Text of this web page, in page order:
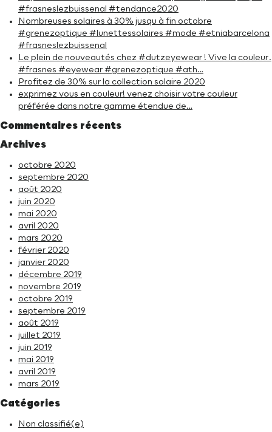
#frasneslezbuissenal #tendance2020
Nombreuses solaires à 30% jusqu à fin octobre
#grenezoptique #lunettessolaires #mode #etniabarcelona
#frasneslezbuissenal
Le plein de nouveautés chez #dutzeyewear ! Vive la couleur.
#frasnes #eyewear #grenezoptique #ath…
Profitez de 30% sur la collection solaire 2020
exprimez vous en couleur! venez choisir votre couleur
préférée dans notre gamme étendue de…
Commentaires récents
Archives
octobre 2020
septembre 2020
août 2020
juin 2020
mai 2020
avril 2020
mars 2020
février 2020
janvier 2020
décembre 2019
novembre 2019
octobre 2019
septembre 2019
août 2019
juillet 2019
juin 2019
mai 2019
avril 2019
mars 2019
Catégories
Non classifié(e)